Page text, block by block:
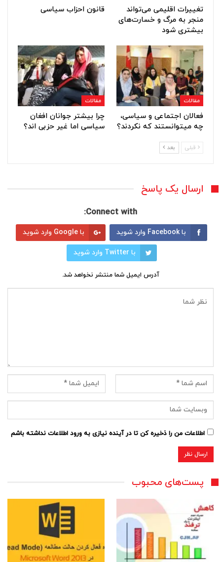
تغییرات اقلیمی می‌تواند
منجر به مرگ و خسارت‌های
بیشتری شود
قانون احزاب سياسی
مقالات
فعالان اجتماعی و سیاسی،
چه می⁯توانستند که نکردند؟
مقالات
چرا بیشتر جوانان افغان
سیاسی اما غیر حزبی اند؟
قبلی بعد
ارسال یک پاسخ
Connect with:
با Facebook وارد شوید با Google وارد شوید
با Twitter وارد شوید
آدرس ایمیل شما منتشر نخواهد شد.
اطلاعات من را ذخیره کن تا در آینده نیازی به ورود اطلاعات نداشته باشم
پست‌های محبوب